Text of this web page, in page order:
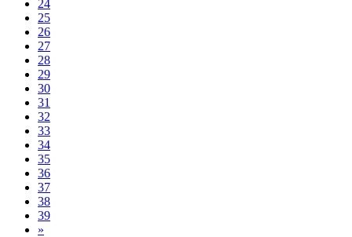
24
25
26
27
28
29
30
31
32
33
34
35
36
37
38
39
»